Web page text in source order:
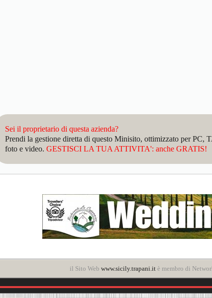
Sei il proprietario di questa azienda?
Prendi la gestione diretta di questo Minisito, ottimizzato per
foto e video. GESTISCI LA TUA ATTIVITA': anche GRATIS!
il Sito Web www.sicily.trapani.itè membro di